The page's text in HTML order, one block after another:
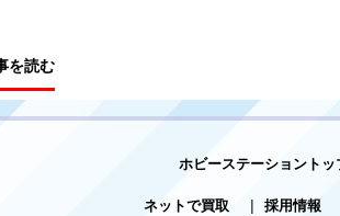
を読む
ホビーステーショントッ
ネットで買取
| 採用情報